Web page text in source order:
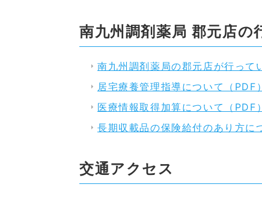
南九州調剤薬局 郡元店
南九州調剤薬局の郡元店が行って
居宅療養管理指導について（PDF）
医療情報取得加算について（PDF）
長期収載品の保険給付のあり方に
交通アクセス